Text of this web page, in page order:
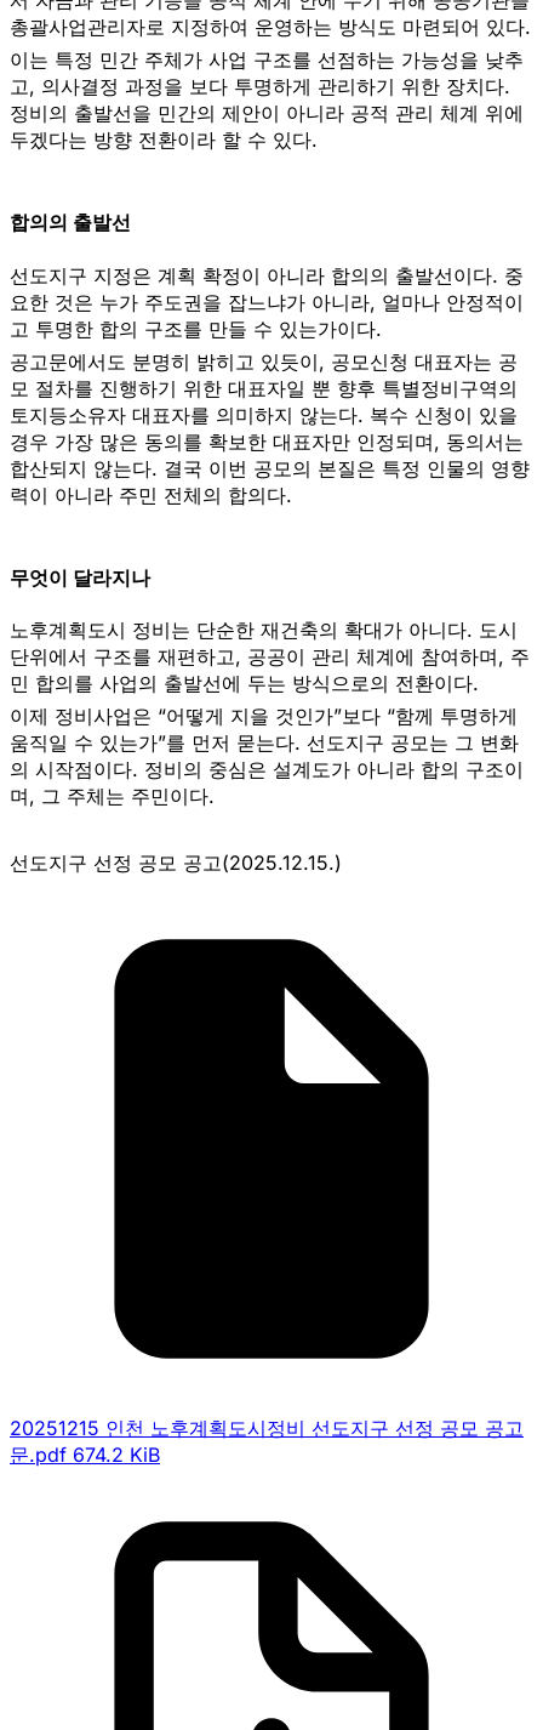
총괄사업관리자로 지정하여 운영하는 방식도 마련되어 있다.
이는 특정 민간 주체가 사업 구조를 선점하는 가능성을 낮추
고, 의사결정 과정을 보다 투명하게 관리하기 위한 장치다.
정비의 출발선을 민간의 제안이 아니라 공적 관리 체계 위에
두겠다는 방향 전환이라 할 수 있다.
합의의 출발선
선도지구 지정은 계획 확정이 아니라 합의의 출발선이다. 중
요한 것은 누가 주도권을 잡느냐가 아니라, 얼마나 안정적이
고 투명한 합의 구조를 만들 수 있는가이다.
공고문에서도 분명히 밝히고 있듯이, 공모신청 대표자는 공
모 절차를 진행하기 위한 대표자일 뿐 향후 특별정비구역의
토지등소유자 대표자를 의미하지 않는다. 복수 신청이 있을
경우 가장 많은 동의를 확보한 대표자만 인정되며, 동의서는
합산되지 않는다. 결국 이번 공모의 본질은 특정 인물의 영향
력이 아니라 주민 전체의 합의다.
무엇이 달라지나
노후계획도시 정비는 단순한 재건축의 확대가 아니다. 도시
단위에서 구조를 재편하고, 공공이 관리 체계에 참여하며, 주
민 합의를 사업의 출발선에 두는 방식으로의 전환이다.
이제 정비사업은 “어떻게 지을 것인가”보다 “함께 투명하게
움직일 수 있는가”를 먼저 묻는다. 선도지구 공모는 그 변화
의 시작점이다. 정비의 중심은 설계도가 아니라 합의 구조이
며, 그 주체는 주민이다.
선도지구 선정 공모 공고(2025.12.15.)
20251215 인천 노후계획도시정비 선도지구 선정 공모 공고
문.pdf 674.2 KiB